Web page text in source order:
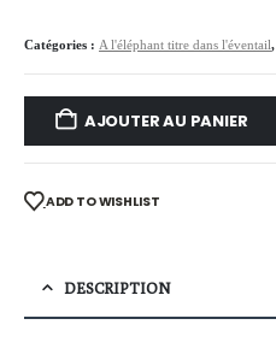
Catégories : A l'éléphant titre dans l'éventail,
AJOUTER AU PANIER
ADD TO WISHLIST
DESCRIPTION